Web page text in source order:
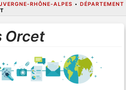
RHÔNE-ALPES • DÉPARTEMENT
Orcet